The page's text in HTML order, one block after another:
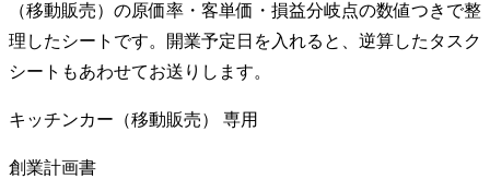
（移動販売）の原価率・客単価・損益分岐点の数値つきで整
理したシートです。開業予定日を入れると、逆算したタスク
シートもあわせてお送りします。
キッチンカー（移動販売） 専用
創業計画書